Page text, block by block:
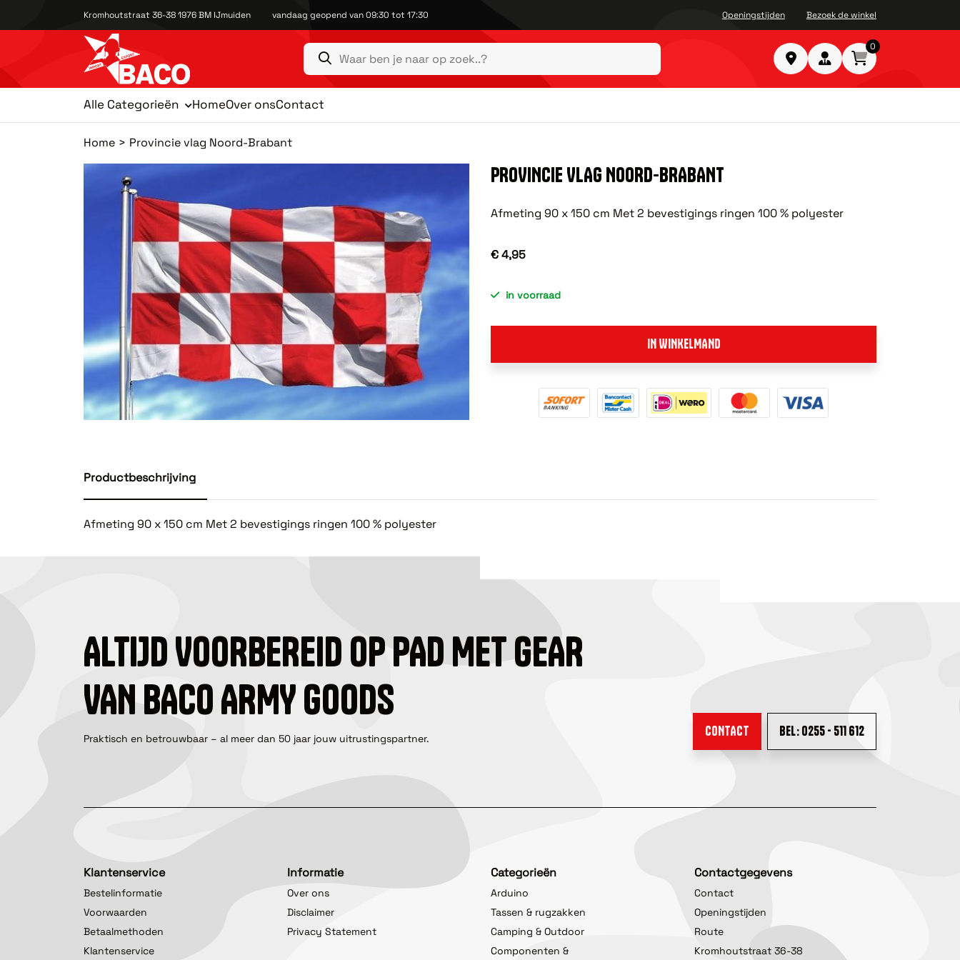
Kromhoutstraat 36-38 1976 BM IJmuiden vandaag geopend van 09:30 tot 17:30 Openingstijden Bezoek de winkel
0
Alle Categorieën HomeOver onsContact
Home Provincie vlag Noord-Brabant
PROVINCIE VLAG NOORD-BRABANT
Afmeting 90 x 150 cm Met 2 bevestigings ringen 100 % polyester
€ 4,95
in voorraad
IN WINKELMAND
Productbeschrijving
Afmeting 90 x 150 cm Met 2 bevestigings ringen 100 % polyester
ALTIJD VOORBEREID OP PAD MET GEAR
VAN BACO ARMY GOODS
Praktisch en betrouwbaar – al meer dan 50 jaar jouw uitrustingspartner. CONTACT BEL: 0255 - 511 612
Klantenservice
Bestelinformatie
Voorwaarden
Betaalmethoden
Klantenservice
Informatie
Over ons
Disclaimer
Privacy Statement
Categorieën
Arduino
Tassen & rugzakken
Camping & Outdoor
Componenten &
Contactgegevens
Contact
Openingstijden
Route
Kromhoutstraat 36-38